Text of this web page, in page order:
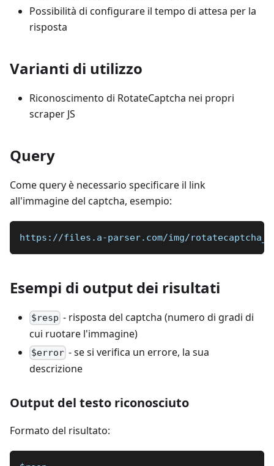
Possibilità di configurare il tempo di attesa per la
risposta
Varianti di utilizzo
Riconoscimento di RotateCaptcha nei propri
scraper JS
Query
Come query è necessario specificare il link
all'immagine del captcha, esempio:
https://files.a-parser.com/img/
Esempi di output dei risultati
$resp - risposta del captcha (numero di gradi di
cui ruotare l'immagine)
$error - se si verifica un errore, la sua
descrizione
Output del testo riconosciuto
Formato del risultato: